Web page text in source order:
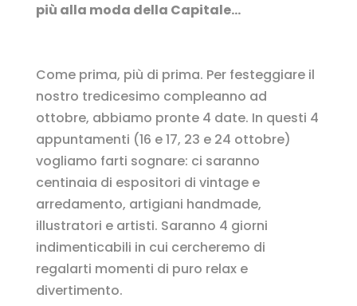
più alla moda della Capitale…
Come prima, più di prima. Per festeggiare il
nostro tredicesimo compleanno ad
ottobre, abbiamo pronte 4 date. In questi 4
appuntamenti (16 e 17, 23 e 24 ottobre)
vogliamo farti sognare: ci saranno
centinaia di espositori di vintage e
arredamento, artigiani handmade,
illustratori e artisti. Saranno 4 giorni
indimenticabili in cui cercheremo di
regalarti momenti di puro relax e
divertimento.